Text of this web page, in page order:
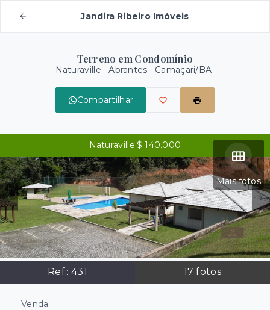
Jandira Ribeiro Imóveis
Terreno em Condomínio
Naturaville -Abrantes - Camaçari/BA
Compartilhar
Mais fotos
Ref.:431 17 fotos
Naturaville $ 140.000
Venda